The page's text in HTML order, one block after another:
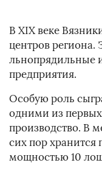
В XIX веке
центров региона.
льнопрядильные
предприятия.
Особую роль
одними из
производство. В
сих пор хранится
мощностью 10